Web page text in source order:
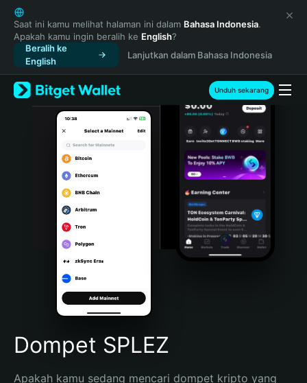
English
日本語
Tiếng Việt
Русский
Español (Latinoamérica)
Türkçe
Italiano
Português (Portugal)
Bahasa Indonesia
Português (Brasil)
Español (Argentina)
Saat ini kamu melihat halaman ini dalam Bahasa Indonesia.
Apakah kamu ingin beralih ke English?
Beralih ke
English
Lanjutkan dalam Bahasa Indonesia
Unduh sekarang
Dompet SPLEZ
Apakah kamu sedang mencari dompet kripto yang